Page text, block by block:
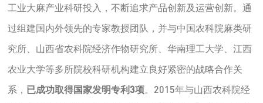
工业大麻产业科研投入，不断追求产品创新及运营创新。通
过组建国内外领先的专家教授团队，并与中国农科院麻类研
究所、山西省农科院经济作物研究所、华南理工大学、江西
农业大学等多所院校科研机构建立良好紧密的战略合作关
系， 已成功取得国家发明专利3项。2015年与山西农科院经